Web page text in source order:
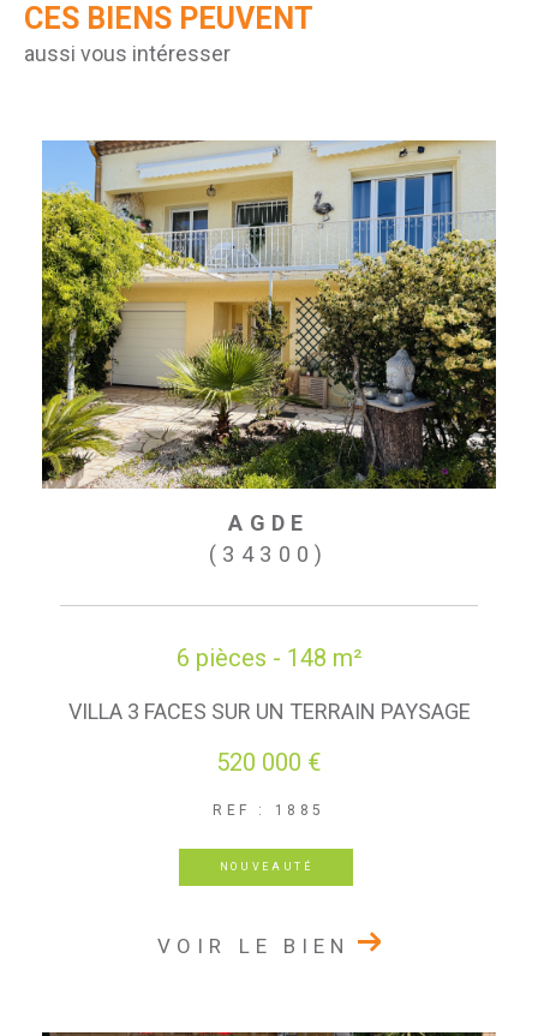
CES BIENS PEUVENT
aussi vous intéresser
AGDE
(34300)
6 pièces - 148 m²
VILLA 3 FACES SUR UN TERRAIN PAYSAGE
520 000 €
REF : 1885
NOUVEAUTÉ
VOIR LE BIEN